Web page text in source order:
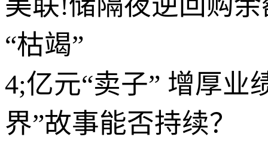
“枯竭”
4;亿元“卖子” 增厚业
界”故事能否持续？